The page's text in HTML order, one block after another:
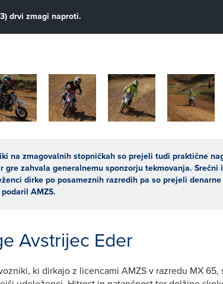
drvi zmagi naproti.
na zmagovalnih stopničkah so prejeli tudi praktične
gre zahvala generalnemu sponzorju tekmovanja. Srečni
dirke po posameznih razredih pa so prejeli
AMZS.
Avstrijec Eder
ki dirkajo z licencami AMZS v razredu MX